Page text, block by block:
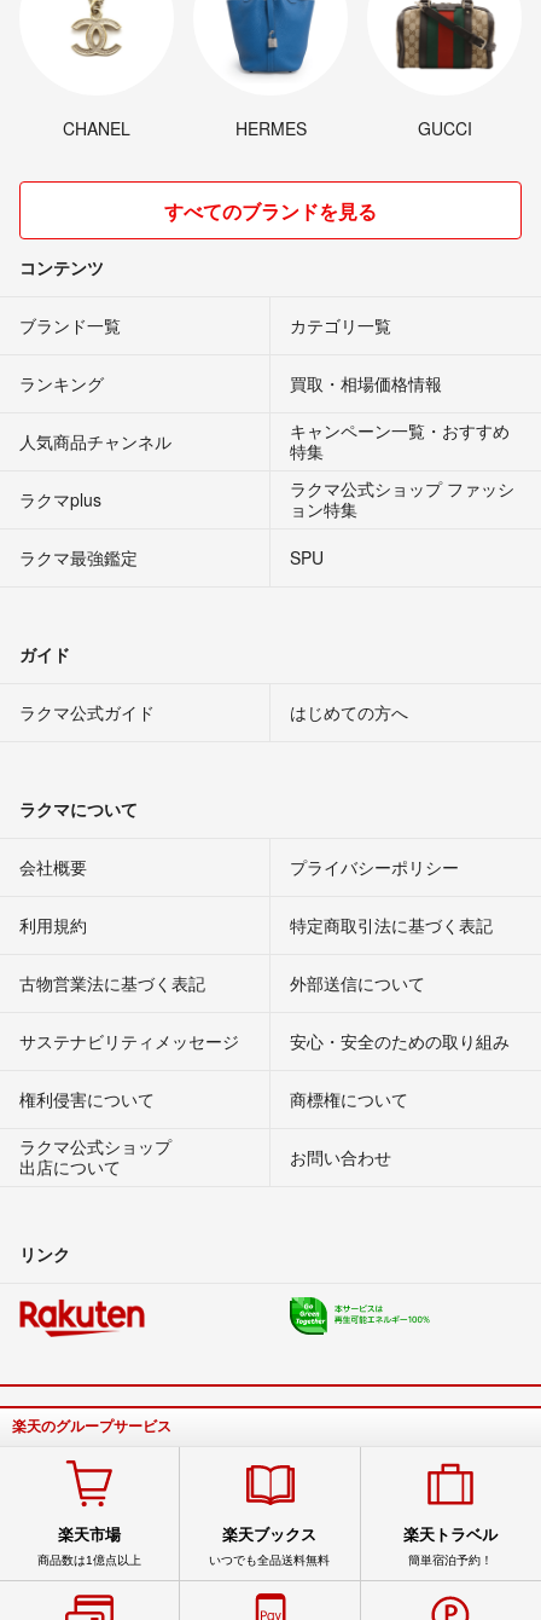
CHANEL HERMES GUCCI
すべてのブランドを見る
コンテンツ
ブランド一覧 カテゴリ一覧
ランキング 買取・相場価格情報
人気商品チャンネル
キャンペーン一覧・おすすめ
特集
ラクマplus
ラクマ公式ショップ ファッシ
ョン特集
ラクマ最強鑑定
SPU
ガイド
ラクマ公式ガイド はじめての方へ
ラクマについて
会社概要 プライバシーポリシー
利用規約 特定商取引法に基づく表記
古物営業法に基づく表記 外部送信について
サステナビリティメッセージ 安心・安全のための取り組み
権利侵害について
商標権について
ラクマ公式ショップ
出店について
お問い合わせ
リンク
楽天のグループサービス
楽天市場
商品数は1億点以上
楽天ブックス
いつでも全品送料無料
楽天トラベル
簡単宿泊予約！